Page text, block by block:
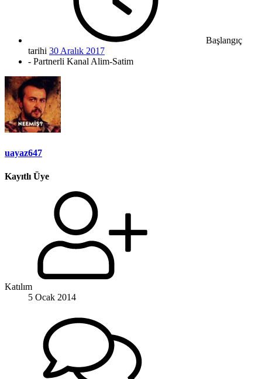
Başlangıç
tarihi 30 Aralık 2017
- Partnerli Kanal Alim-Satim
uayaz647
Kayıtlı Üye
Katılım
5 Ocak 2014